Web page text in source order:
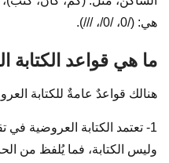
هي: (/0، /0/، ///).
ما هي قواعد الكتابة
هنالك قواعدٌ عامةٌ للكتابة
1- تعتمد الكتابة العروضية
وليس الكتابة، فما يُلفظ من